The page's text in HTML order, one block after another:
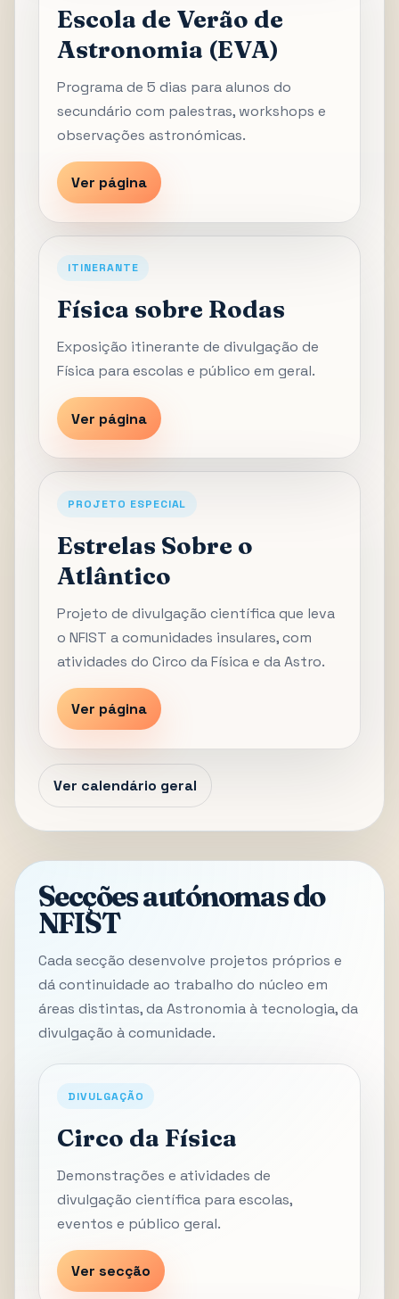
Escola de Verão de
Astronomia (EVA)
Programa de 5 dias para alunos do
secundário com palestras, workshops e
observações astronómicas.
Ver página
ITINERANTE
Física sobre Rodas
Exposição itinerante de divulgação de
Física para escolas e público em geral.
Ver página
PROJETO ESPECIAL
Estrelas Sobre o
Atlântico
Projeto de divulgação científica que leva
o NFIST a comunidades insulares, com
atividades do Circo da Física e da Astro.
Ver página
Ver calendário geral
Secções autónomas do
NFIST
Cada secção desenvolve projetos próprios e
dá continuidade ao trabalho do núcleo em
áreas distintas, da Astronomia à tecnologia, da
divulgação à comunidade.
DIVULGAÇÃO
Circo da Física
Demonstrações e atividades de
divulgação científica para escolas,
eventos e público geral.
Ver secção